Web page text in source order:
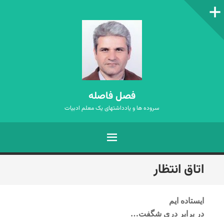
ستون‌کناری
فصل فاصله
سروده ها و یادداشتهای یک معلم ادبیات
فهرست
رفتن
به
اتاق انتظار
ایستاده ایم
در برابر دری شگفت…